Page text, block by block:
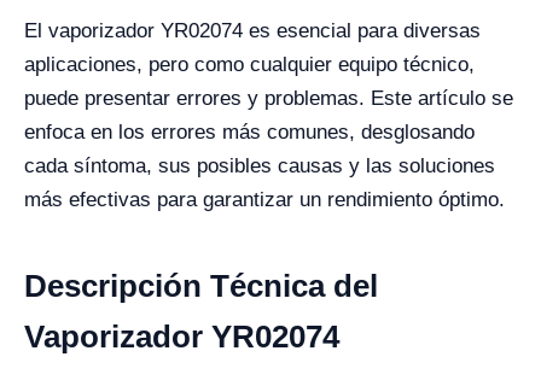
El vaporizador YR02074 es esencial para diversas
aplicaciones, pero como cualquier equipo técnico,
puede presentar errores y problemas. Este artículo se
enfoca en los errores más comunes, desglosando
cada síntoma, sus posibles causas y las soluciones
más efectivas para garantizar un rendimiento óptimo.
Descripción Técnica del
Vaporizador YR02074